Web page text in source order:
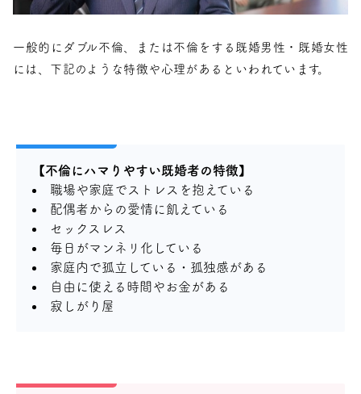
一般的にダブル不倫、または不倫をする既婚男性・既婚女性
には、下記のような特徴や心理があるといわれています。
【不倫にハマりやすい既婚者の特徴】
職場や家庭でストレスを抱えている
配偶者からの愛情に飢えている
セックスレス
毎日がマンネリ化している
家庭内で孤立している・孤独感がある
自由に使える時間やお金がある
寂しがり屋